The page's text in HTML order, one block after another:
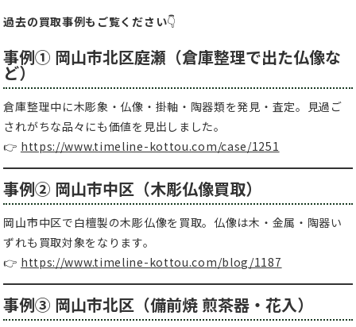
過去の買取事例もご覧ください👇
事例① 岡山市北区庭瀬（倉庫整理で出た仏像な
ど）
倉庫整理中に木彫象・仏像・掛軸・陶器類を発見・査定。見過ご
されがちな品々にも価値を見出しました。
👉 https://www.timeline-kottou.com/case/1251
事例② 岡山市中区（木彫仏像買取）
岡山市中区で白檀製の木彫仏像を買取。仏像は木・金属・陶器い
ずれも買取対象をなります。
👉 https://www.timeline-kottou.com/blog/1187
事例③ 岡山市北区（備前焼 煎茶器・花入）